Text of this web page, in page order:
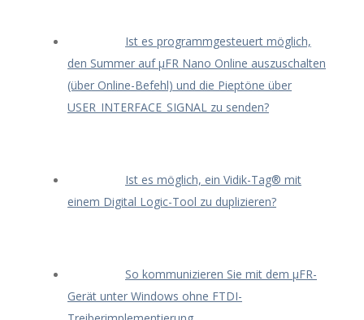
Ist es programmgesteuert möglich,
den Summer auf μFR Nano Online auszuschalten
(über Online-Befehl) und die Pieptöne über
USER_INTERFACE_SIGNAL zu senden?
Ist es möglich, ein Vidik-Tag® mit
einem Digital Logic-Tool zu duplizieren?
So kommunizieren Sie mit dem μFR-
Gerät unter Windows ohne FTDI-